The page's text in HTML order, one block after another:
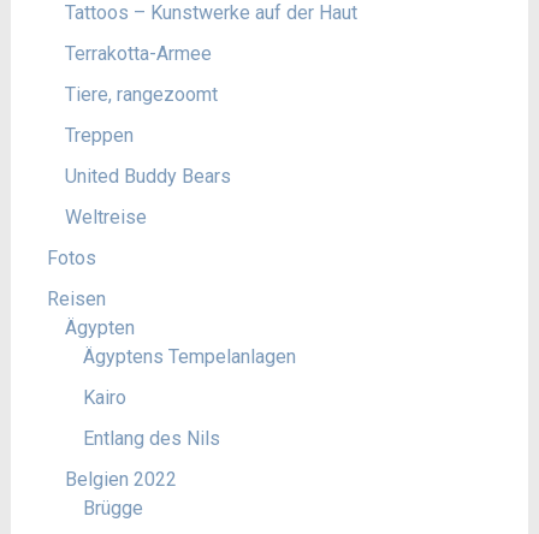
Tattoos – Kunstwerke auf der Haut
Terrakotta-Armee
Tiere, rangezoomt
Treppen
United Buddy Bears
Weltreise
Fotos
Reisen
Ägypten
Ägyptens Tempelanlagen
Kairo
Entlang des Nils
Belgien 2022
Brügge